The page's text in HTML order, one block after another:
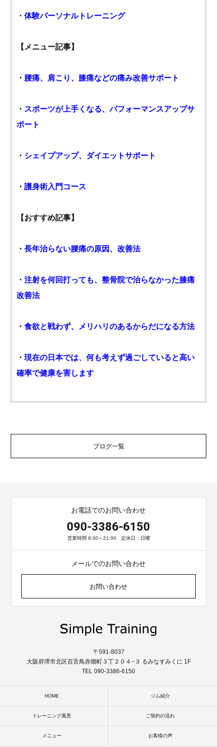
・体験パーソナルトレーニング
【メニュー記事】
・ 腰痛、肩こり、膝痛などの痛み改善サポート
・ スポーツが上手くなる、パフォーマンスアップサ
ポート
・ シェイプアップ、ダイエットサポート
・護身術入門コース
【おすすめ記事】
・長年治らない腰痛の原因、改善法
・注射を何回打っても、整骨院で治らなかった膝痛
改善法
・食欲と戦わず、メリハリのあるからだになる方法
・現在の日本では、何も考えず過ごしていると高い
確率で健康を害します
ブログ一覧
お電話でのお問い合わせ
090-3386-6150
営業時間 8:00～21:00 定休日：日曜
メールでのお問い合わせ
お問い合わせ
〒591-8037
大阪府堺市北区百舌鳥赤畑町３丁２０４−３ るみなすみくに 1F
TEL 090-3386-6150
HOME ジム紹介
トレーニング風景 ご契約の流れ
メニュー お客様の声